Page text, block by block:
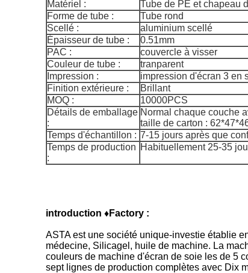
Matériel :
Tube de PE et chapeau
Forme de tube :
Tube rond
Scellé :
aluminium scellé
Épaisseur de tube :
0.51mm
PAC :
couvercle à visser
Couleur de tube :
tranparent
Impression :
impression d'écran 3 en
Finition extérieure :
Brillant
MOQ :
10000PCS
Détails de emballage
:
Normal chaque couche
taille de carton :
Temps d'échantillon : 7-15 jours après que
Temps de production
:
Habituellement 25-35
introduction ♦Factory :
ASTA est une société unique-investie établie
médecine, Silicagel, huile de machine. La
couleurs de machine d'écran de soie les de 5
sept lignes de production complètes avec Dix